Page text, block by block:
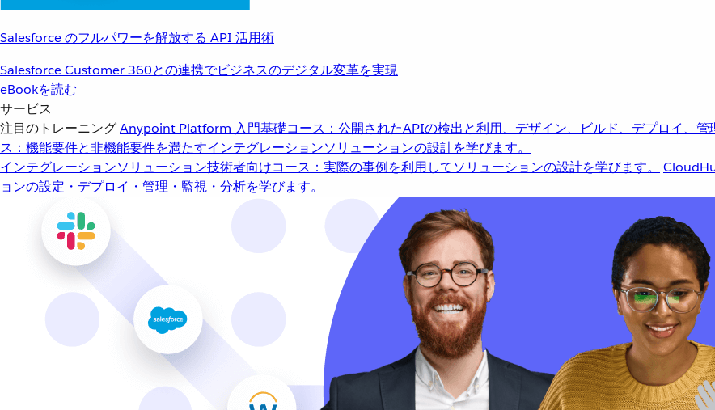
Salesforce のフルパワーを解放する API 活用術
Salesforce Customer 360との連携でビジネスのデジタル変革を実現
eBookを読む
サービス
注目のトレーニングAnypoint Platform 入門基礎コース：公開されたAPIの検出と利用、デザイン、ビルド、デプロイ、管
ス：機能要件と非機能要件を満たすインテグレーションソリューションの設計を学びます。
インテグレーションソリューション技術者向けコース：実際の事例を利用してソリューションの設計を学びます。
ョンの設定・デプロイ・管理・監視・分析を学びます。